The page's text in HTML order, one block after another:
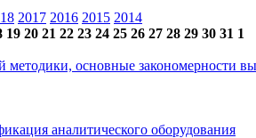
2017 2016 2015 2014
19 20 21 22 23 24 25 26 27 28 29 30 31 1
методики, основные
аналитического оборудования